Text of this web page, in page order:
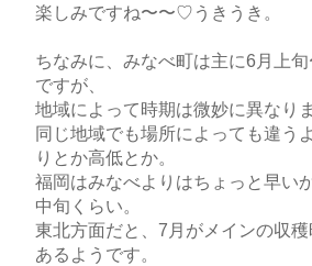
楽しみですね〜〜♡うきうき。
ちなみに、みなべ町は主に6月上
ですが、
地域によって時期は微妙に異なり
同じ地域でも場所によっても違う
りとか高低とか。
福岡はみなべよりはちょっと早い
中旬くらい。
東北方面だと、7月がメインの収
あるようです。